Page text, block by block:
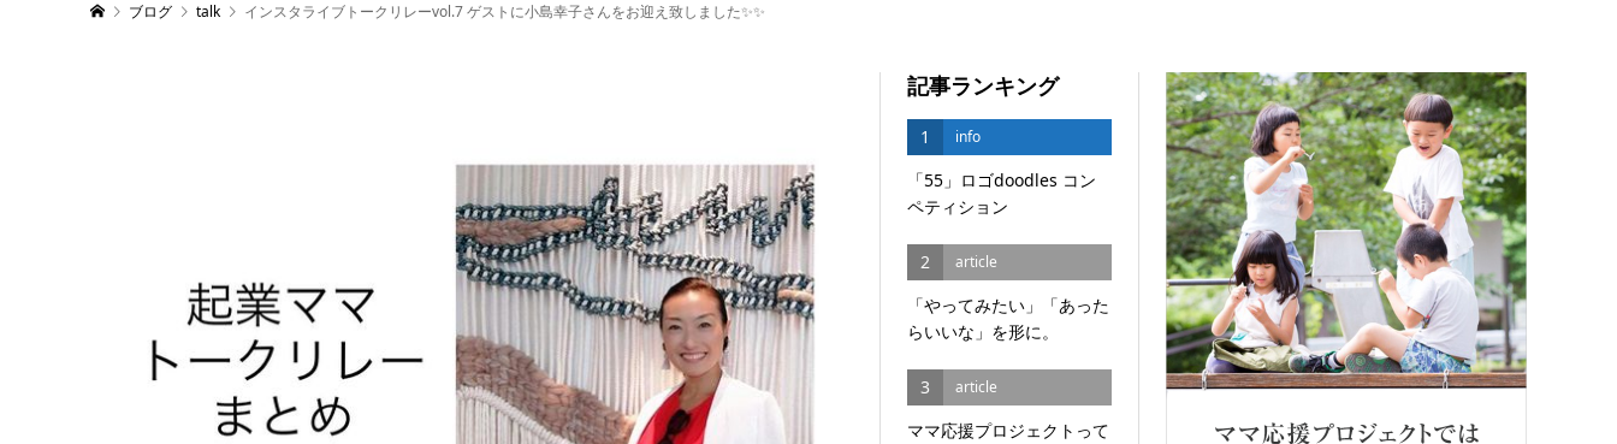
ブログ talk インスタライブトークリレーvol.7 ゲストに小島幸子さんをお迎え致しました✨✨
記事ランキング
1 info
「55」ロゴdoodles コン
ペティション
2 article
「やってみたい」「あった
らいいな」を形に。
3 article
ママ応援プロジェクトって